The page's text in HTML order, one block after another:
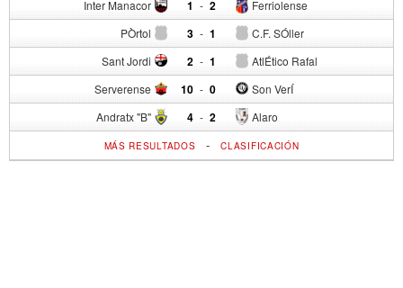
Inter Manacor 1 - Ferriolense
2
PÒrtol 3 - C.F. SÓller
1
Sant Jordi 2 - AtlÉtico Rafal
1
Serverense 10 - Son VerÍ
0
Andratx "B" 4 - Alaro
2
MÁS RESULTADOS -CLASIFICACIÓN